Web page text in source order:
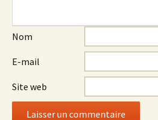
Nom
E-mail
Site web